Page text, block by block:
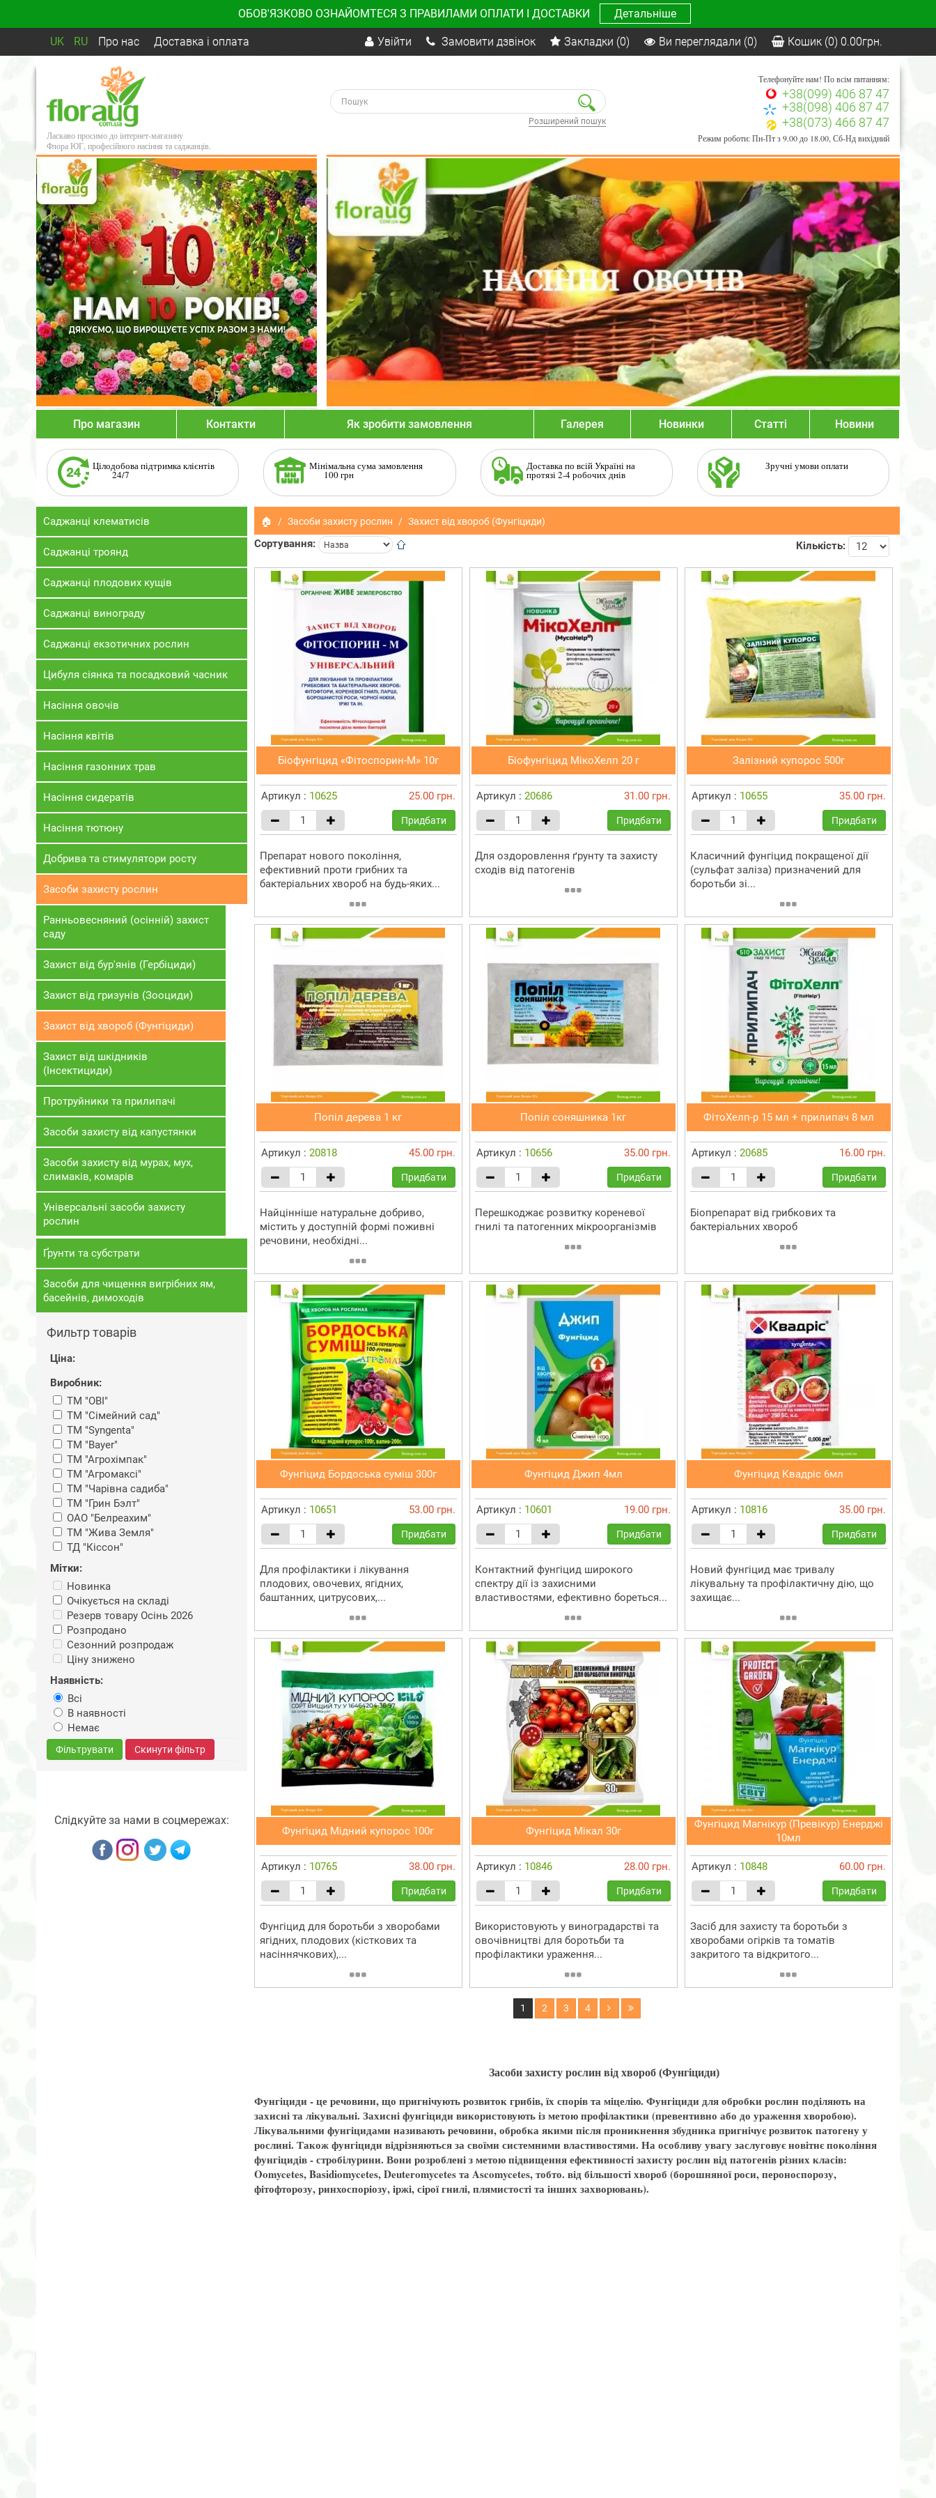
ОБОВ'ЯЗКОВО ОЗНАЙОМТЕСЯ З ПРАВИЛАМИ ОПЛАТИ І ДОСТАВКИ Детальніше
UK RU Про нас Доставка і оплата Увійти Замовити дзвінок Закладки (0) Ви переглядали (0) Кошик (0) 0.00грн.
Ласкаво просимо до інтернет-магазину
Флора ЮГ, професійного насіння та саджанців.
Розширений пошук
Телефонуйте нам! По всім питанням:
+38(099) 406 87 47
+38(098) 406 87 47
+38(073) 466 87 47
Режим роботи: Пн-Пт з 9.00 до 18.00, Сб-Нд вихідний
Про магазин Контакти Як зробити замовлення Галерея Новинки Статті Новини
Цілодобова підтримка клієнтів
24/7
Мінімальна сума замовлення
100 грн
Доставка по всій Україні на
протязі 2-4 робочих днів
Зручні умови оплати
Саджанці клематисів
Саджанці троянд
Саджанці плодових кущів
Саджанці винограду
Саджанці екзотичних рослин
Цибуля сіянка та посадковий часник
Насіння овочів
Насіння квітів
Насіння газонних трав
Насіння сидератів
Насіння тютюну
Добрива та стимулятори росту
Засоби захисту рослин
Ранньовесняний (осінній) захист
саду
Захист від бур'янів (Гербіциди)
Захист від гризунів (Зооциди)
Захист від хвороб (Фунгіциди)
Захист від шкідників
(Інсектициди)
Протруйники та прилипачі
Засоби захисту від капустянки
Засоби захисту від мурах, мух,
слимаків, комарів
Універсальні засоби захисту
рослин
Ґрунти та субстрати
Засоби для чищення вигрібних ям,
басейнів, димоходів
Фильтр товарів
Ціна:
Виробник:
ТМ "ОВI"
ТМ "Сімейний сад"
ТМ "Syngenta"
ТМ "Bayer"
ТМ "Агрохімпак"
ТМ "Агромаксі"
ТМ "Чарiвна садиба"
ТМ "Грин Бэлт"
ОАО "Белреахим"
ТМ "Жива Земля"
ТД "Кіссон"
Мітки:
Новинка
Очікується на складі
Резерв товару Осінь 2026
Розпродано
Сезонний розпродаж
Ціну знижено
Наявність:
Всі
В наявності
Немає
Фільтрувати Скинути фільтр
Слідкуйте за нами в соцмережах:
🏠 Засоби захисту рослин Захист від хвороб (Фунгіциди)
Сортування: Кількість:
Біофунгіцид «Фітоспорин-М» 10г
Артикул : 10625 25.00 грн.
Придбати
Препарат нового покоління,
ефективний проти грибних та
бактеріальних хвороб на будь-яких...
Біофунгіцид МікоХелп 20 г
Артикул : 20686 31.00 грн.
Придбати
Для оздоровлення ґрунту та захисту
сходів від патогенів
Залізний купорос 500г
Артикул : 10655 35.00 грн.
Придбати
Класичний фунгіцид покращеної дії
(сульфат заліза) призначений для
боротьби зі...
Попіл дерева 1 кг
Артикул : 20818 45.00 грн.
Придбати
Найцінніше натуральне добриво,
містить у доступній формі поживні
речовини, необхідні...
Попіл соняшника 1кг
Артикул : 10656 35.00 грн.
Придбати
Перешкоджає розвитку кореневої
гнилі та патогенних мікроорганізмів
ФітоХелп-р 15 мл + прилипач 8 мл
Артикул : 20685 16.00 грн.
Придбати
Біопрепарат від грибкових та
бактеріальних хвороб
Фунгіцид Бордоська суміш 300г
Артикул : 10651 53.00 грн.
Придбати
Для профілактики і лікування
плодових, овочевих, ягідних,
баштанних, цитрусових,...
Фунгіцид Джип 4мл
Артикул : 10601 19.00 грн.
Придбати
Контактний фунгіцид широкого
спектру дії із захисними
властивостями, ефективно бореться...
Фунгіцид Квадріс 6мл
Артикул : 10816 35.00 грн.
Придбати
Новий фунгіцид має тривалу
лікувальну та профілактичну дію, що
захищає...
Фунгіцид Мідний купорос 100г
Артикул : 10765 38.00 грн.
Придбати
Фунгіцид для боротьби з хворобами
ягідних, плодових (кісткових та
насіннячкових),...
Фунгіцид Мікал 30г
Артикул : 10846 28.00 грн.
Придбати
Використовують у виноградарстві та
овочівництві для боротьби та
профілактики ураження...
Фунгіцид Магнікур (Превікур) Енерджі
10мл
Артикул : 10848 60.00 грн.
Придбати
Засіб для захисту та боротьби з
хворобами огірків та томатів
закритого та відкритого...
1 2 3 4
Засоби захисту рослин від хвороб (Фунгіциди)
Фунгіциди - це речовини, що пригнічують розвиток грибів, їх спорів та міцелію. Фунгіциди для обробки рослин поділяють на
захисні та лікувальні. Захисні фунгіциди використовують із метою профілактики (превентивно або до ураження хворобою).
Лікувальними фунгіцидами називають речовини, обробка якими після проникнення збудника пригнічує розвиток патогену у
рослині. Також фунгіциди відрізняються за своїми системними властивостями. На особливу увагу заслуговує новітнє покоління
фунгіцидів - стробілурини. Вони розроблені з метою підвищення ефективності захисту рослин від патогенів різних класів:
Oomycetes, Basidiomycetes, Deuteromycetes та Ascomycetes, тобто. від більшості хвороб (борошняної роси, пероноспорозу,
фітофторозу, ринхоспоріозу, іржі, сірої гнилі, плямистості та інших захворювань).